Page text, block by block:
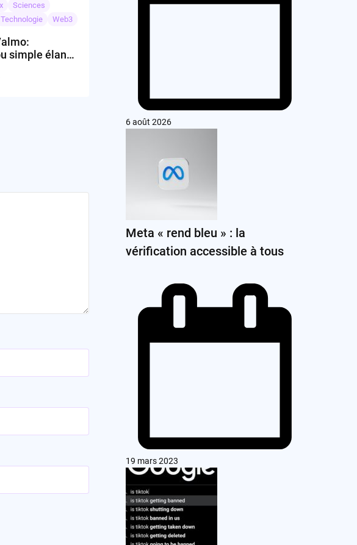
Sciences
Technologie Web3
simple élan
6 août 2026
Meta « rend bleu » : la
vérification accessible à tous
19 mars 2023